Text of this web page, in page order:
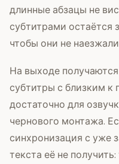
длинные абзацы не
субтитрами остаётся
чтобы они не
На выходе
субтитры с близким к
достаточно для
чернового монтажа.
синхронизация с уже
текста её не